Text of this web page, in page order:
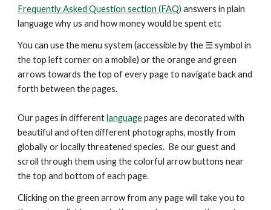
Frequently Asked Question section (FAQ) answers in plain
language why us and how money would be spent etc
You can use the menu system (accessible by the ☰ symbol in
the top left corner on a mobile) or the orange and green
arrowstowards the top of every page to navigate back and
forth between the pages.
Our pages in differentlanguagepages are decorated with
beautiful and often different photographs, mostly from
globally or locally threatened species. Be our guest and
scroll through them using the colorful arrow buttons near
the top and bottom of each page.
Clicking on the green arrow from any page will take you to